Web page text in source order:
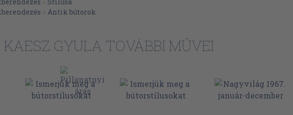
67
77
131
> Stílusa
> Antik bútorok
KAESZ GYULA TOVÁBBI MŰVEI